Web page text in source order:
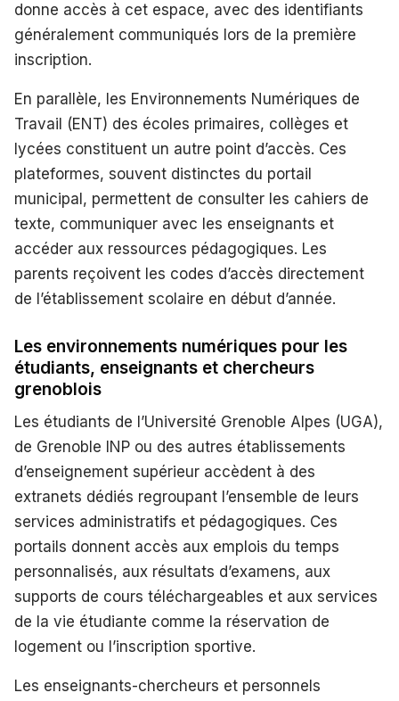
donne accès à cet espace, avec des identifiants
généralement communiqués lors de la première
inscription.
En parallèle, les Environnements Numériques de
Travail (ENT) des écoles primaires, collèges et
lycées constituent un autre point d’accès. Ces
plateformes, souvent distinctes du portail
municipal, permettent de consulter les cahiers de
texte, communiquer avec les enseignants et
accéder aux ressources pédagogiques. Les
parents reçoivent les codes d’accès directement
de l’établissement scolaire en début d’année.
Les environnements numériques pour les
étudiants, enseignants et chercheurs
grenoblois
Les étudiants de l’Université Grenoble Alpes (UGA),
de Grenoble INP ou des autres établissements
d’enseignement supérieur accèdent à des
extranets dédiés regroupant l’ensemble de leurs
services administratifs et pédagogiques. Ces
portails donnent accès aux emplois du temps
personnalisés, aux résultats d’examens, aux
supports de cours téléchargeables et aux services
de la vie étudiante comme la réservation de
logement ou l’inscription sportive.
Les enseignants-chercheurs et personnels